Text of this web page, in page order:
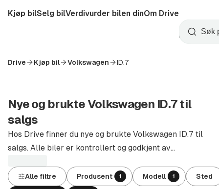
til
Startside
Kjøp bilSelg bilVerdivurder bilen dinOm Drive
Opprett
konto
Søk
Drive Kjøp bil Volkswagen ID.7
Nye og brukte Volkswagen ID.7 til
salgs
Hos Drive finner du nye og brukte Volkswagen ID.7 til
salgs. Alle biler er kontrollert og godkjent av
Alle filtre Produsent 1 Modell 1 Sted